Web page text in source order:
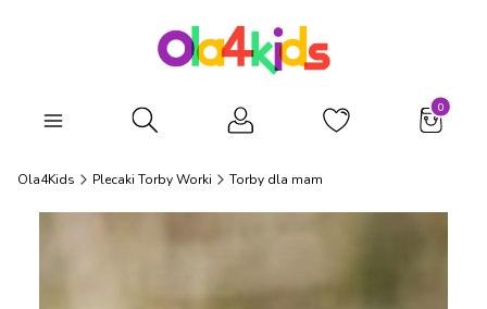
Otwórz wyszukiwarkę
Ola4Kids Plecaki Torby Worki Torby dla mam